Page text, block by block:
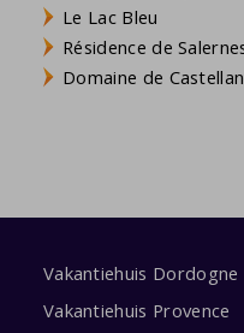
Le Lac Bleu
Résidence de
Domaine de
Vakantiehuis Dordogne
Vakantiehuis Provence